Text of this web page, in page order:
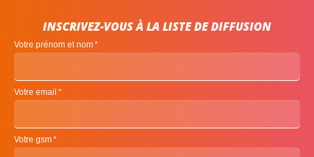
INSCRIVEZ-VOUS À LA LISTE DE DIFFUSION
Votre prénom et nom
Votre email
Votre gsm